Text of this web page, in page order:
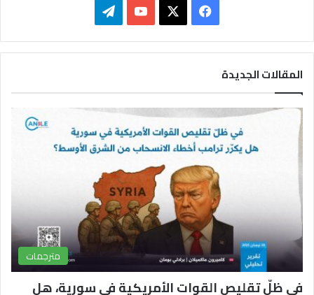
ي
ب
و
ك
X
Y
u
T
u
b
e
ي
ق
ا
م
المقالات الجديدة
مترجمات
في ظلّ تقليص القوات الأمريكية في سورية، هل